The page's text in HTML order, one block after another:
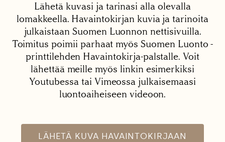
Lähetä kuvasi ja tarinasi alla olevalla
lomakkeella. Havaintokirjan kuvia ja tarinoita
julkaistaan Suomen Luonnon nettisivuilla.
Toimitus poimii parhaat myös Suomen Luonto -
printtilehden Havaintokirja-palstalle. Voit
lähettää meille myös linkin esimerkiksi
Youtubessa tai Vimeossa julkaisemaasi
luontoaiheiseen videoon.
LÄHETÄ KUVA HAVAINTOKIRJAAN